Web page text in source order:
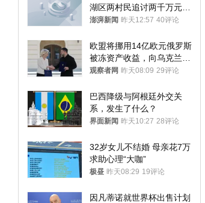
湖区两村民追讨两千万元动
迁款八年未果
澎湃新闻 昨天12:57 40评论
欧盟将挪用14亿欧元俄罗斯
被冻资产收益，向乌克兰提
供援助
观察者网 昨天08:09 29评论
巴西降级与阿根廷外交关
系，发生了什么？
界面新闻 昨天10:27 28评论
32岁女儿不结婚 母亲花7万
求助心理“大咖”
极昼 昨天08:29 19评论
因凡蒂诺就世界杯出售计划